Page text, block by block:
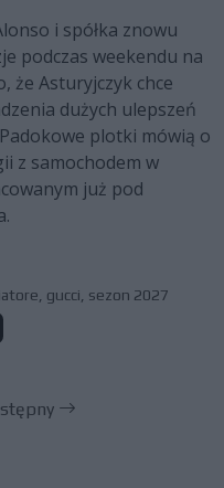
i spółka znowu
podczas weekendu na
że Asturyjczyk chce
dużych ulepszeń
plotki mówią o
z samochodem w
już pod
gucci sezon 2027